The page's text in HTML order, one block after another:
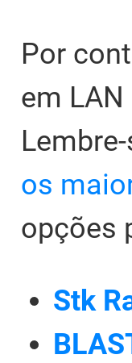
Por
em
os
opções
Stk